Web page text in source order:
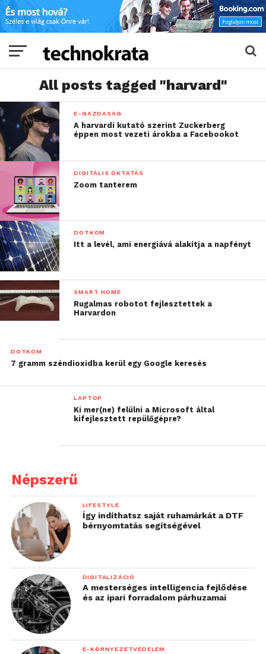
All posts tagged "harvard"
E-GAZDASÁG
A harvardi kutató szerint Zuckerberg
éppen most vezeti árokba a Facebookot
DIGITÁLIS OKTATÁS
Zoom tanterem
DOTKOM
Itt a levél, ami energiává alakítja a napfényt
SMART HOME
Rugalmas robotot fejlesztettek a
Harvardon
DOTKOM
7 gramm széndioxidba kerül egy Google keresés
LAPTOP
Ki mer(ne) felülni a Microsoft által
kifejlesztett repülőgépre?
Népszerű
LIFESTYLE
Így indíthatsz saját ruhamárkát a DTF
bérnyomtatás segítségével
DIGITALIZÁCIÓ
A mesterséges intelligencia fejlődése
és az ipari forradalom párhuzamai
E-KÖRNYEZETVÉDELEM